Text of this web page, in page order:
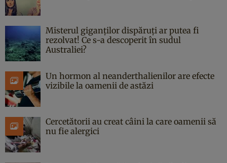
Misterul giganților dispăruți ar putea fi
rezolvat! Ce s-a descoperit în sudul
Australiei?
Un hormon al neanderthalienilor are efecte
vizibile la oamenii de astăzi
Cercetătorii au creat câini la care oamenii să
nu fie alergici